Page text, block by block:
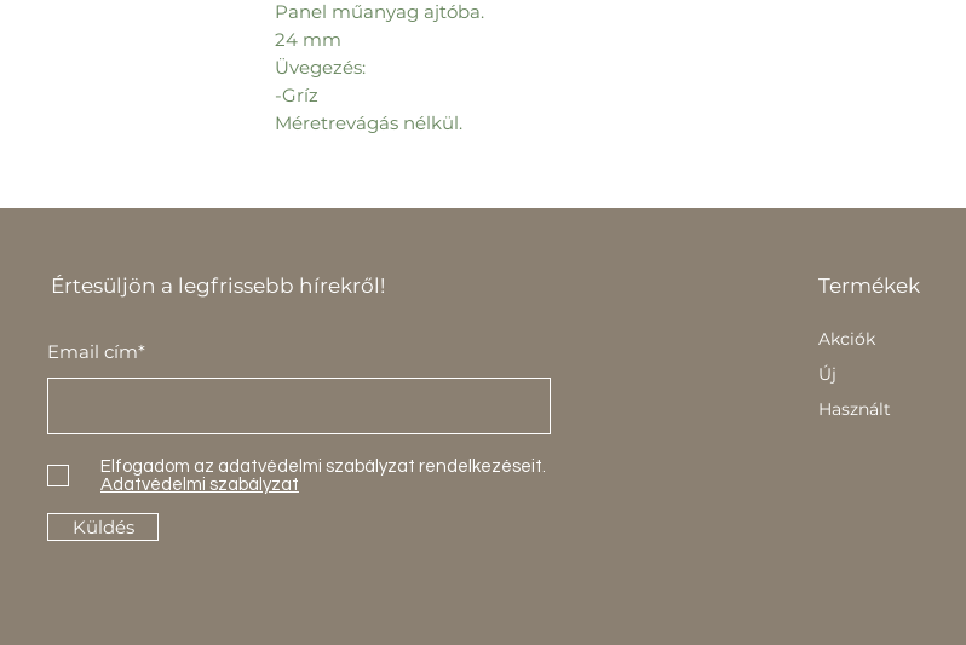
Panel műanyag ajtóba.
24 mm
Üvegezés:
-Gríz
Méretrevágás nélkül.
Értesüljön a legfrissebb hírekről!
Email cím*
Elfogadom az adatvédelmi szabályzat rendelkezéseit.
Adatvédelmi szabályzat
Küldés
Termékek
Akciók
Új
Használt